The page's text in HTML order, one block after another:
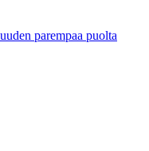
parempaa puolta